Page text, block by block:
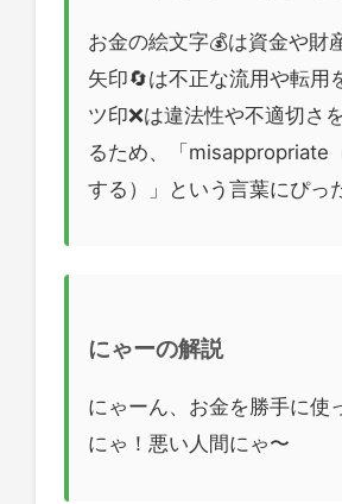
お金の絵文字💰は資金や財
矢印🔄は不正な流用や転用
ツ印❌は違法性や不適切さ
るため、「misappropriate
する）」という言葉にぴっ
にゃーの解説
にゃーん、お金を勝手に使
にゃ！悪い人間にゃ〜